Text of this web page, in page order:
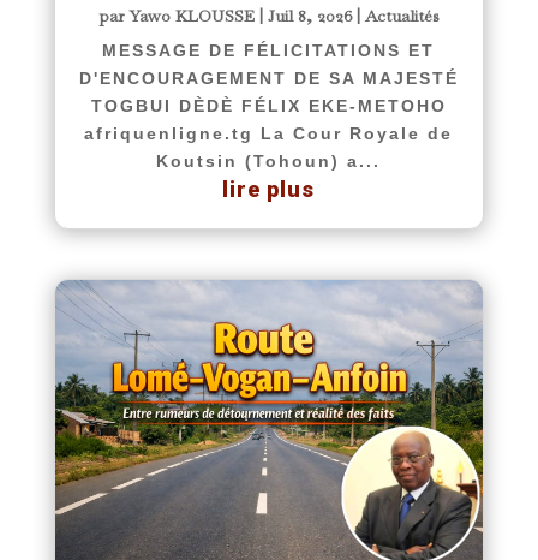
parYawo KLOUSSE| Juil 8, 2026|Actualités
MESSAGE DE FÉLICITATIONS ET
D'ENCOURAGEMENT DE SA MAJESTÉ
TOGBUI DÈDÈ FÉLIX EKE-METOHO
afriquenligne.tg La Cour Royale de
Koutsin (Tohoun) a...
lire plus